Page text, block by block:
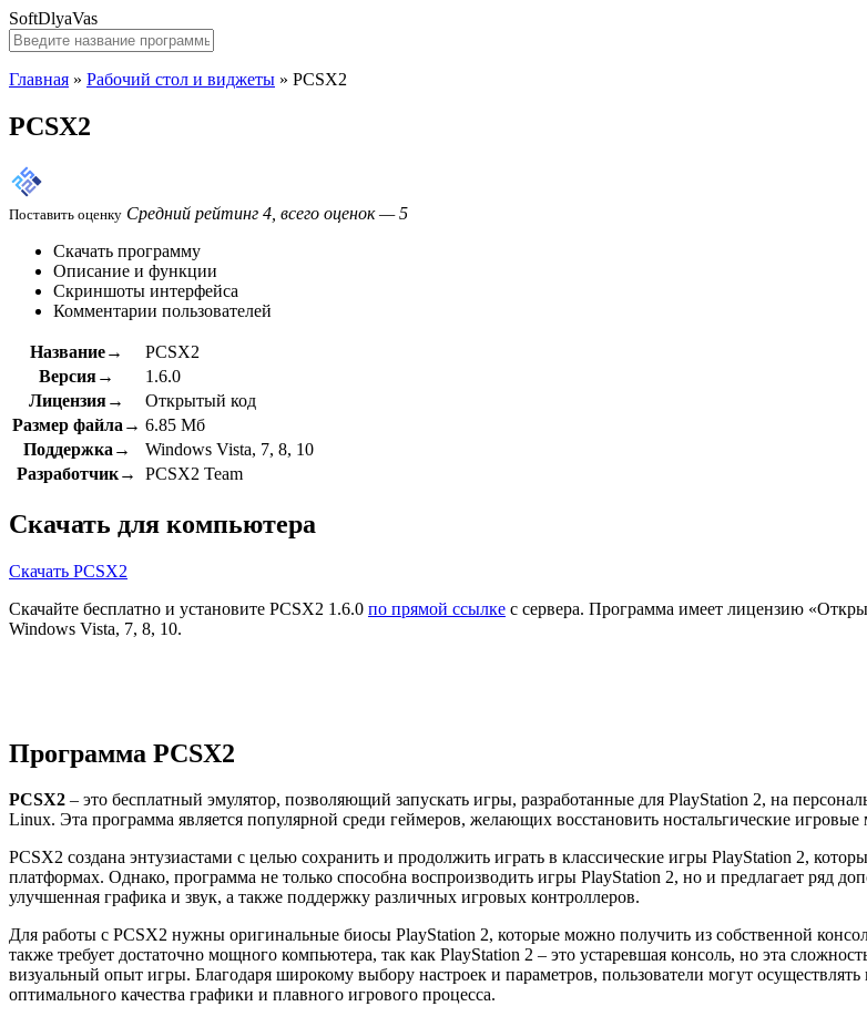
SoftDlyaVas
Главная » Рабочий стол и виджеты » PCSX2
PCSX2
Поставить оценку Средний рейтинг 4, всего оценок — 5
Скачать программу
Описание и функции
Скриншоты интерфейса
Комментарии пользователей
Название→
PCSX2
Версия→
1.6.0
Лицензия→
Открытый код
Размер файла→ 6.85 Мб
Поддержка→
Windows Vista, 7, 8, 10
Разработчик→
PCSX2 Team
Скачать для компьютера
Скачать PCSX2
Скачайте бесплатно и установите PCSX2 1.6.0 по прямой ссылке с сервера. Программа имеет лицензию
Windows Vista, 7, 8, 10.
Программа PCSX2
PCSX2 – это бесплатный эмулятор, позволяющий запускать игры, разработанные для PlayStation 2, на
Linux. Эта программа является популярной среди геймеров, желающих восстановить ностальгические
PCSX2 создана энтузиастами с целью сохранить и продолжить играть в классические игры PlayStation 2,
платформах. Однако, программа не только способна воспроизводить игры PlayStation 2, но и предлагает ряд
улучшенная графика и звук, а также поддержку различных игровых контроллеров.
Для работы с PCSX2 нужны оригинальные биосы PlayStation 2, которые можно получить из собственной
также требует достаточно мощного компьютера, так как PlayStation 2 – это устаревшая консоль, но эта
визуальный опыт игры. Благодаря широкому выбору настроек и параметров, пользователи могут
оптимального качества графики и плавного игрового процесса.